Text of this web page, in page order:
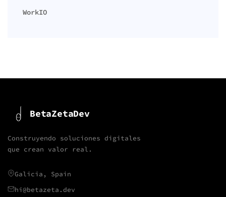
WorkIO
BetaZetaDev
Construyendo soluciones digitales
que crean valor real.
Galicia, Spain
hi@betazeta.dev